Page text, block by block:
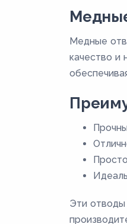
Медные
качество и
Эти отводы